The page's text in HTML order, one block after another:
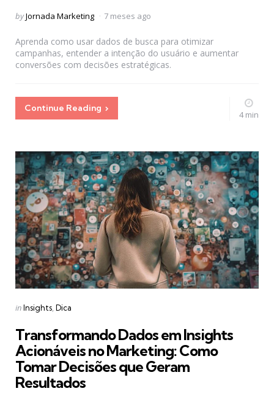
Posted
byJornada Marketing 7 meses ago
Aprenda como usar dados de busca para otimizar
campanhas, entender a intenção do usuário e aumentar
conversões com decisões estratégicas.
Continue Reading
4 min
Categories
Posted
inInsights Dica
Transformando Dados em Insights
Acionáveis no Marketing: Como
Tomar Decisões que Geram
Resultados